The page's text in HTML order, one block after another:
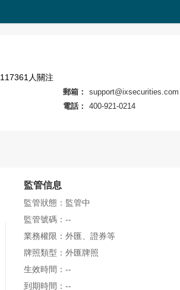
117361 人關注
郵箱：
support@ixsecurities.com
電話： 400-921-0214
監管信息
監管狀態： 監管中
監管號碼： --
業務權限： 外匯、證券等
牌照類型： 外匯牌照
生效時間： --
到期時間： --